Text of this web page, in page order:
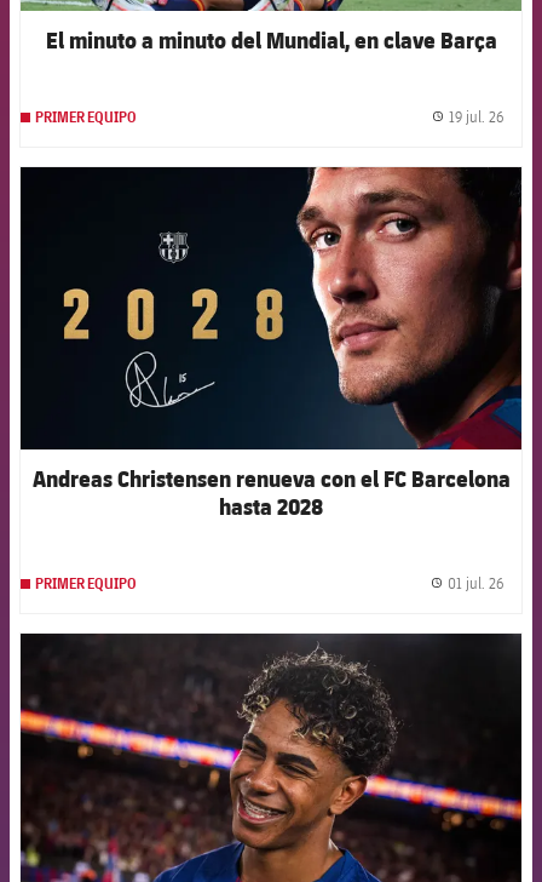
El minuto a minuto del Mundial, en clave Barça
PRIMER EQUIPO 19 jul. 26
FCB Barcelona badge
Andreas Christensen renueva con el FC Barcelona
hasta 2028
PRIMER EQUIPO 01 jul. 26
FCB Barcelona badge